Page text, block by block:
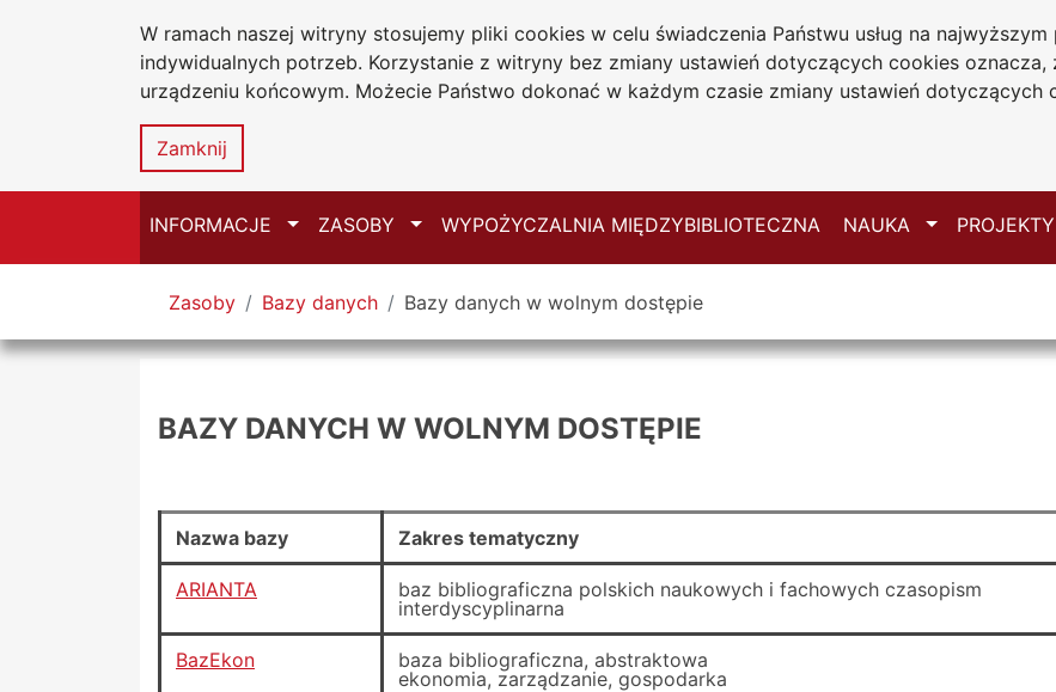
W ramach naszej witryny stosujemy pliki cookies w celu świadczenia Państwu usług na
indywidualnych potrzeb. Korzystanie z witryny bez zmiany ustawień dotyczących cookies oznacza,
urządzeniu końcowym. Możecie Państwo dokonać w każdym czasie zmiany ustawień dotyczących
Zamknij
Przejdź do głównego menu
Przejdź do treści
Przejdź do wyszukiwarki
Przejdź do mapy serwisuBiblioteka Uniwersytecka
Uniwersytetu Jana Długosza
w Częstochowie
Mapa serwisu
INFORMACJE Przełącz
ZASOBY Przełącz
WYPOŻYCZALNIA MIĘDZYBIBLIOTECZNA NAUKA Przełącz
PROJEKTY
Tutaj jesteś
Zasoby Bazy danych Bazy danych w wolnym dostępie
BAZY DANYCH W WOLNYM DOSTĘPIE
Nazwa bazy Zakres tematyczny
ARIANTA
baz bibliograficzna polskich naukowych i fachowych czasopism
interdyscyplinarna
BazEkon
baza bibliograficzna, abstraktowa
ekonomia, zarządzanie, gospodarka